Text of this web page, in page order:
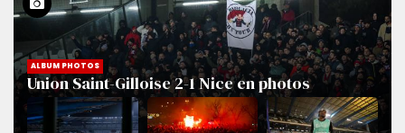
ALBUM PHOTOS
Union Saint-Gilloise 2-1 Nice en photos